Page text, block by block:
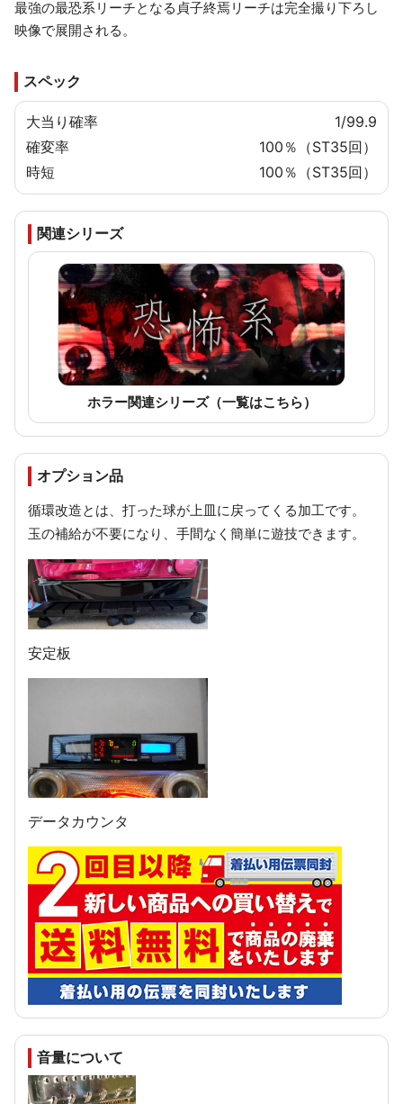
最強の最恐系リーチとなる貞子終焉リーチは完全撮り下ろし
映像で展開される。
スペック
大当り確率
1/99.9
確変率
100％（ST35回）
時短
100％（ST35回）
関連シリーズ
ホラー関連シリーズ（一覧はこちら）
オプション品
循環改造とは、打った球が上皿に戻ってくる加工です。
玉の補給が不要になり、手間なく簡単に遊技できます。
安定板
データカウンタ
音量について